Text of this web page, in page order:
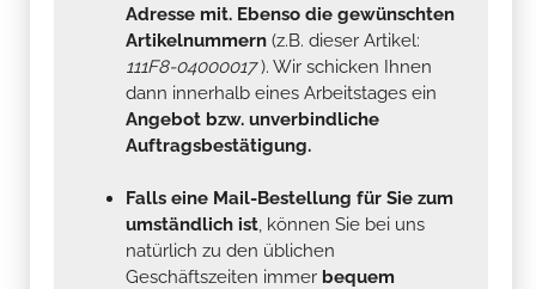
Adresse mit. Ebenso die gewünschten
Artikelnummern (z.B. dieser Artikel:
111F8-04000017). Wir schicken Ihnen
dann innerhalb eines Arbeitstages ein
Angebot bzw. unverbindliche
Auftragsbestätigung.
Falls eine Mail-Bestellung für Sie zum
umständlich ist, können Sie bei uns
natürlich zu den üblichen
Geschäftszeiten immer bequem